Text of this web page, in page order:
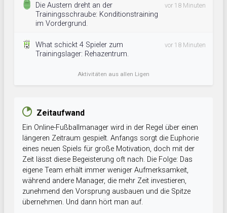
Die Austern dreht an der
Trainingsschraube: Konditionstraining
im Vordergrund.
vor 18 Minuten
What schickt 4 Spieler zum
Trainingslager: Rehazentrum.
vor 18 Minuten
Aktivitäten aus allen Ligen
Zeitaufwand
Ein Online-Fußballmanager wird in der Regel über einen
längeren Zeitraum gespielt. Anfangs sorgt die Euphorie
eines neuen Spiels für große Motivation, doch mit der
Zeit lässt diese Begeisterung oft nach. Die Folge: Das
eigene Team erhält immer weniger Aufmerksamkeit,
während andere Manager, die mehr Zeit investieren,
zunehmend den Vorsprung ausbauen und die Spitze
übernehmen. Und dann hört man auf.